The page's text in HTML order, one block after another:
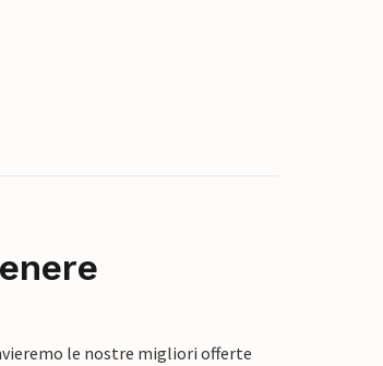
le nostre migliori offerte